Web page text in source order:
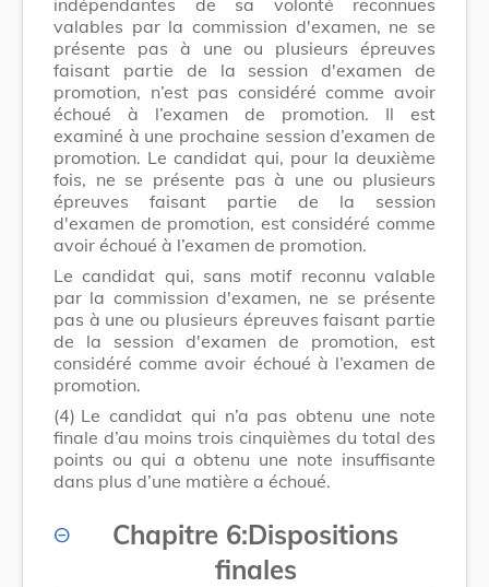
valables par la commission d'examen, ne se
présente pas à une ou plusieurs épreuves
faisant partie de la session d'examen de
promotion, n’est pas considéré comme avoir
échoué à l’examen de promotion. Il est
examiné à une prochaine session d’examen de
promotion. Le candidat qui, pour la deuxième
fois, ne se présente pas à une ou plusieurs
épreuves faisant partie de la session
d'examen de promotion, est considéré comme
avoir échoué à l’examen de promotion.
Le candidat qui, sans motif reconnu valable
par la commission d'examen, ne se présente
pas à une ou plusieurs épreuves faisant partie
de la session d'examen de promotion, est
considéré comme avoir échoué à l’examen de
promotion.
(4) Le candidat qui n’a pas obtenu une note
finale d’au moins trois cinquièmes du total des
points ou qui a obtenu une note insuffisante
dans plus d’une matière a échoué.
Chapitre 6:Dispositions
finales